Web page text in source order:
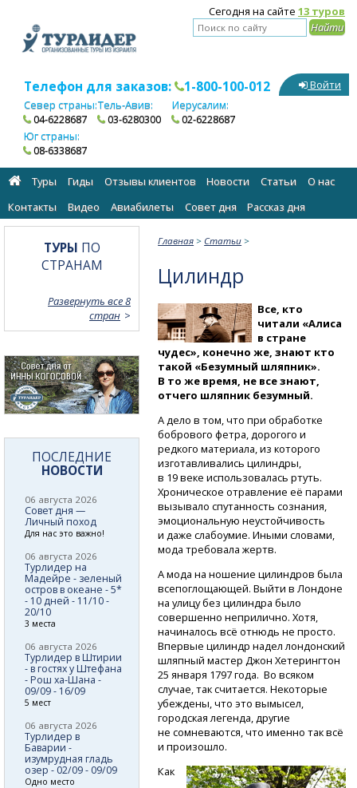
Сегодня на сайте 13 туров
Телефон для заказов: 1-800-100-012
Север страны:
04-6228687
Тель-Авив:
03-6280300
Иерусалим:
02-6228687
Юг страны:
08-6338687
Войти
Туры Гиды Отзывы клиентов Новости Статьи
О нас
Контакты
Видео Авиабилеты Cовет дня Рассказ дня
Главная > Статьи >
Цилиндр
Все, кто
читали «Алиса
в стране
чудес», конечно же, знают кто
такой «Безумный шляпник».
В то же время, не все знают,
отчего шляпник безумный.
А дело в том, что при обработке
бобрового фетра, дорогого и
редкого материала, из которого
изготавливались цилиндры,
в 19 веке использовалась ртуть.
Хроническое отравление её парами
вызывало спутанность сознания,
эмоциональную неустойчивость
и даже слабоумие. Иными словами,
мода требовала жертв.
А мода на ношение цилиндров была
всепоглощающей. Выйти в Лондоне
на улицу без цилиндра было
совершенно неприлично. Хотя,
начиналось всё отнюдь не просто.
Впервые цилиндр надел лондонский
шляпный мастер Джон Хетерингтон
25 января 1797 года. Во всяком
случае, так считается. Некоторые
убеждены, что это вымысел,
городская легенда, другие
не сомневаются, что именно так всё
и произошло.
Как
ТУРЫ ПО
СТРАНАМ
Развернуть все 8
стран
ПОСЛЕДНИЕ
НОВОСТИ
06 августа 2026
Совет дня —
Личный поход
Для нас это важно!
06 августа 2026
Турлидер на
Мадейре - зеленый
остров в океане - 5*
- 10 дней - 11/10 -
20/10
3 места
06 августа 2026
Турлидер в Штирии
- в гостях у Штефана
- Рош ха-Шана -
09/09 - 16/09
5 мест
06 августа 2026
Турлидер в
Баварии -
изумрудная гладь
озер - 02/09 - 09/09
Одно место